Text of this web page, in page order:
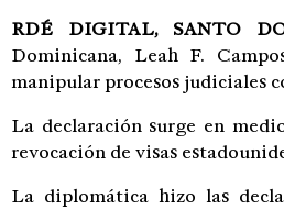
RDÉ DIGITAL, SANTO
Dominicana, Leah F.
manipular procesos judiciales
La declaración surge en
revocación de visas
La diplomática hizo las